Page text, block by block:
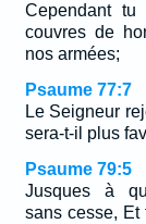
Cependant tu
couvres de
nos armées;
Psaume 77:7
Le Seigneur
sera-t-il plus
Psaume 79:5
Jusques à
sans cesse, Et